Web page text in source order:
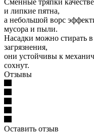
и липкие пятна,
а небольшой ворс
мусора и пыли.
Насадки можно стирать
загрязнения,
они устойчивы к
сохнут.
Отзывы
Оставить отзыв